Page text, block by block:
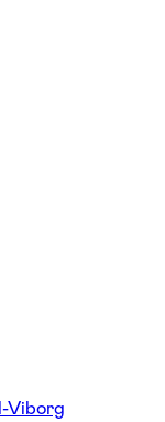
Viborg